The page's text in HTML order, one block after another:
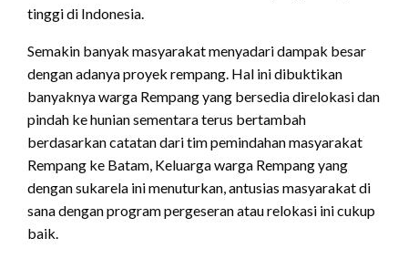
tinggi di Indonesia.
Semakin banyak masyarakat menyadari dampak besar
dengan adanya proyek rempang. Hal ini dibuktikan
banyaknya warga Rempang yang bersedia direlokasi dan
pindah ke hunian sementara terus bertambah
berdasarkan catatan dari tim pemindahan masyarakat
Rempang ke Batam, Keluarga warga Rempang yang
dengan sukarela ini menuturkan, antusias masyarakat di
sana dengan program pergeseran atau relokasi ini cukup
baik.